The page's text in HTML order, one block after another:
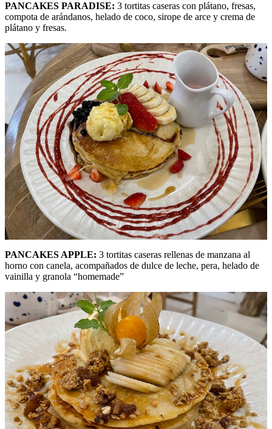
PANCAKES PARADISE: 3 tortitas caseras con plátano, fresas,
compota de arándanos, helado de coco, sirope de arce y crema de
plátano y fresas.
PANCAKES APPLE: 3 tortitas caseras rellenas de manzana al
horno con canela, acompañados de dulce de leche, pera, helado de
vainilla y granola “homemade”